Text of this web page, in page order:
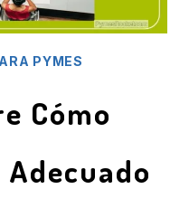
PYMES
Cómo